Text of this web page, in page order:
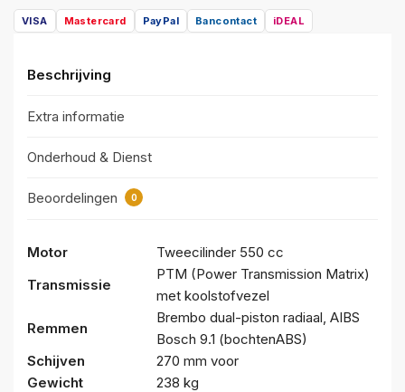
VISA Mastercard PayPal Bancontact iDEAL
Beschrijving
Extra informatie
Onderhoud & Dienst
Beoordelingen 0
Motor
Tweecilinder 550 cc
Transmissie
PTM (Power Transmission Matrix)
met koolstofvezel
Remmen
Brembo dual-piston radiaal, AIBS
Bosch 9.1 (bochtenABS)
Schijven
270 mm voor
Gewicht
238 kg